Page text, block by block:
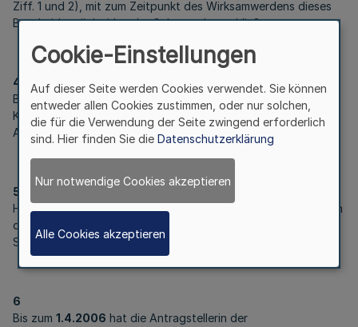
Ziff. 1 und 2), mit zum Zeitpunkt des Wirksamwerdens dieses
Bescheides rückwirkender Geltung abzuschließen.
4
Bis zum
1.4.2006
sind für alle entsorgungspflichtigen
Körperschaften rechtsverbindlich unterzeichnete
Abstimmungserklärungen vorzulegen.
5
Hinsichtlich der Auflagen zu Ziff. 1 bis 4 hat die Antragstellerin
der Feststellungsbehörde monatlich über den aktuellen
Sachstand zu berichten.
6
Bis zum 1.4.2006 hat die Antragstellerin der
Cookie-Einstellungen
Auf dieser Seite werden Cookies verwendet. Sie können
entweder allen Cookies zustimmen, oder nur solchen,
die für die Verwendung der Seite zwingend erforderlich
sind. Hier finden Sie die Datenschutzerklärung
Nur notwendige Cookies akzeptieren
Alle Cookies akzeptieren